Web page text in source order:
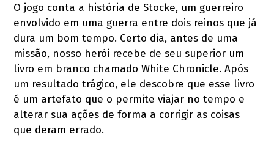
O jogo conta a história de Stocke, um guerreiro
envolvido em uma guerra entre dois reinos que já
dura um bom tempo. Certo dia, antes de uma
missão, nosso herói recebe de seu superior um
livro em branco chamado White Chronicle. Após
um resultado trágico, ele descobre que esse livro
é um artefato que o permite viajar no tempo e
alterar sua ações de forma a corrigir as coisas
que deram errado.